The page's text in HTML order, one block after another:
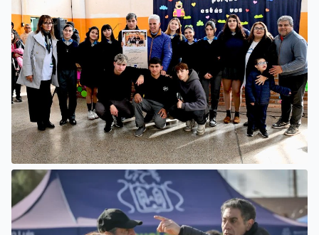
COMENZÓ UNA OBRA PARA AMPLIAR LAS REDES DE
AGUA POTABLE Y CLOACAS EN VILLA MERCEDES
SAN LUIS
LA ESCUELA N°34 ESTRENÓ UNA SALA DE 3 AÑOS Y LAS
OBRAS QUE PERMITEN COMPLETAR EL CICLO
SECUNDARIO